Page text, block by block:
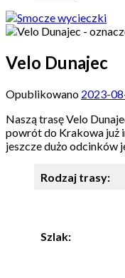
Velo Dunajec
Opublikowano 2023-
Naszą trasę Velo
powrót do Krakowa już
jeszcze dużo odcinków
Rodzaj trasy:
Szlak: